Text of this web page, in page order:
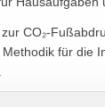
CO₂-
für die